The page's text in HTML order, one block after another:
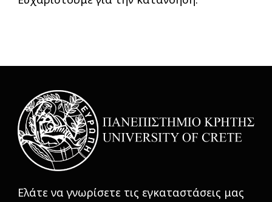
Ελάτε να γνωρίσετε τις εγκαταστάσεις μας